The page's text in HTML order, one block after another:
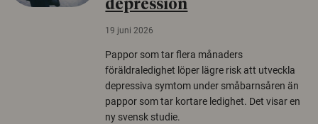
depression
19 juni 2026
Pappor som tar flera månaders
föräldraledighet löper lägre risk att utveckla
depressiva symtom under småbarnsåren än
pappor som tar kortare ledighet. Det visar en
ny svensk studie.